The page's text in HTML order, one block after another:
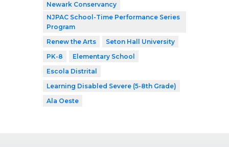
Newark Conservancy
NJPAC School-Time Performance Series
Program
Renew the Arts
Seton Hall University
PK-8
Elementary School
Escola Distrital
Learning Disabled Severe (5-8th Grade)
Ala Oeste